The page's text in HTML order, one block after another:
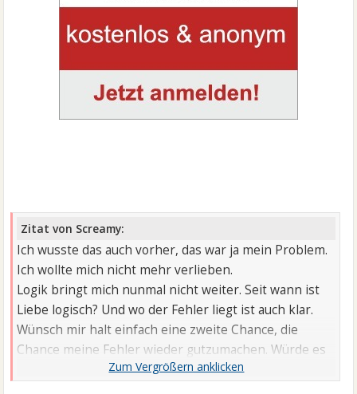
Zitat von Screamy:
Ich wusste das auch vorher, das war ja mein Problem.
Ich wollte mich nicht mehr verlieben.
Logik bringt mich nunmal nicht weiter. Seit wann ist
Liebe logisch? Und wo der Fehler liegt ist auch klar.
Wünsch mir halt einfach eine zweite Chance, die
Chance meine Fehler wieder gutzumachen. Würde es
um ein anderes Thema gehen würde man ja auch